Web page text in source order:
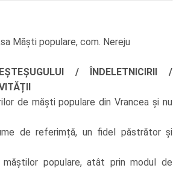
Măști populare, com. Nereju
/ ÎNDELETNICIRII /
de măști populare din Vrancea și nu
de referimță, un fidel păstrător și
măștilor populare, atât prin modul de